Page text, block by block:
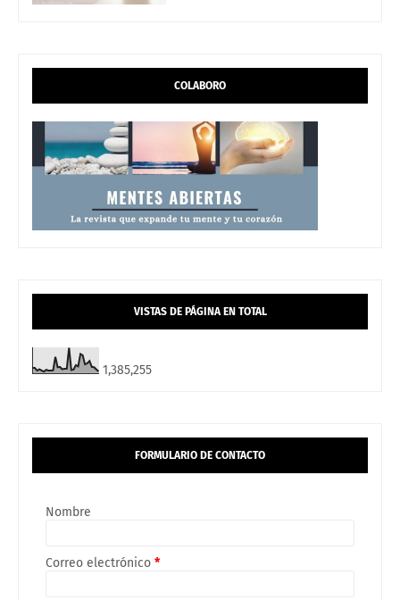
COLABORO
VISTAS DE PÁGINA EN TOTAL
1,385,255
FORMULARIO DE CONTACTO
Nombre
Correo electrónico *